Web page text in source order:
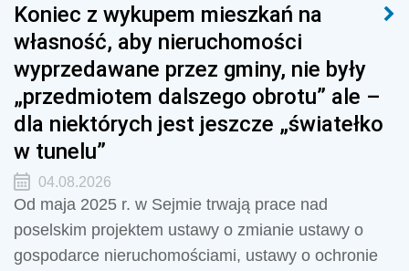
Koniec z wykupem mieszkań na
własność, aby nieruchomości
wyprzedawane przez gminy, nie były
„przedmiotem dalszego obrotu” ale –
dla niektórych jest jeszcze „światełko
w tunelu”
04.08.2026
Od maja 2025 r. w Sejmie trwają prace nad
poselskim projektem ustawy o zmianie ustawy o
gospodarce nieruchomościami, ustawy o ochronie